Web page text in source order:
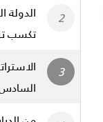
تكسب